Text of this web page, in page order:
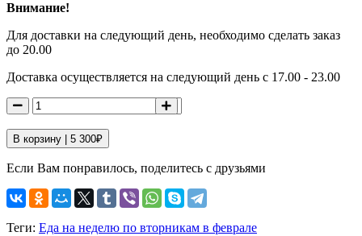
Внимание!
Для доставки на следующий день, необходимо сделать заказ
до 20.00
Доставка осуществляется на следующий день с 17.00 - 23.00
В корзину | 5 300₽
Если Вам понравилось, поделитесь с друзьями
Теги: Еда на неделю по вторникам в феврале